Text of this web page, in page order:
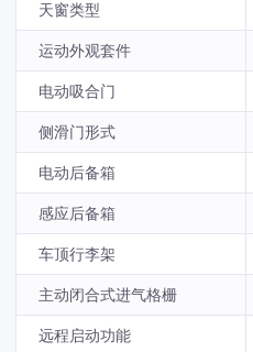
天窗类型
运动外观套件
电动吸合门
侧滑门形式
电动后备箱
感应后备箱
车顶行李架
主动闭合式进气格栅
远程启动功能